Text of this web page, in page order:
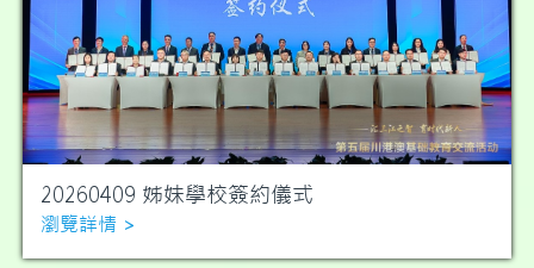
20260409 姊妹學校簽約儀式
瀏覽詳情 >